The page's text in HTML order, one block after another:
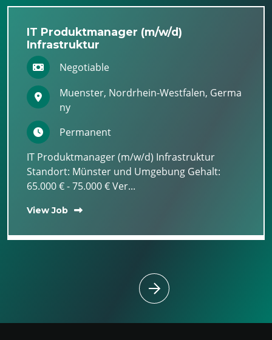
IT Produktmanager (m/w/d)
Infrastruktur
Negotiable
Muenster, Nordrhein-Westfalen, Germa
ny
Permanent
IT Produktmanager (m/w/d) Infrastruktur
Standort: Münster und Umgebung Gehalt:
65.000 € - 75.000 € Ver...
View Job